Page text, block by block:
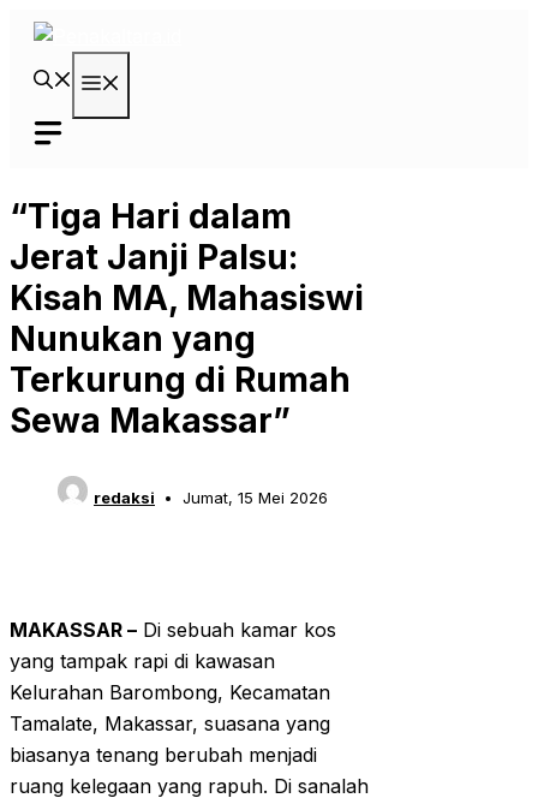
Langsung
“Tiga Hari dalam
Jerat Janji Palsu:
Kisah MA, Mahasiswi
Nunukan yang
Terkurung di Rumah
Sewa Makassar”
redaksi Jumat, 15 Mei 2026
MAKASSAR – Di sebuah kamar kos
yang tampak rapi di kawasan
Kelurahan Barombong, Kecamatan
Tamalate, Makassar, suasana yang
biasanya tenang berubah menjadi
ruang kelegaan yang rapuh. Di sanalah